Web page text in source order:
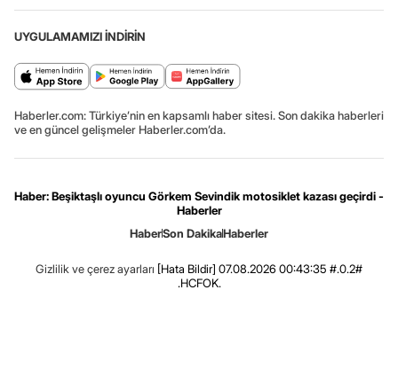
UYGULAMAMIZI İNDİRİN
Haberler.com: Türkiye’nin en kapsamlı haber sitesi. Son dakika haberleri
ve en güncel gelişmeler Haberler.com’da.
Haber: Beşiktaşlı oyuncu Görkem Sevindik motosiklet kazası geçirdi -
Haberler
HaberSon DakikaHaberler
Gizlilik ve çerez ayarları [Hata Bildir] 07.08.2026 00:43:35 #.0.2#
.HCFOK.